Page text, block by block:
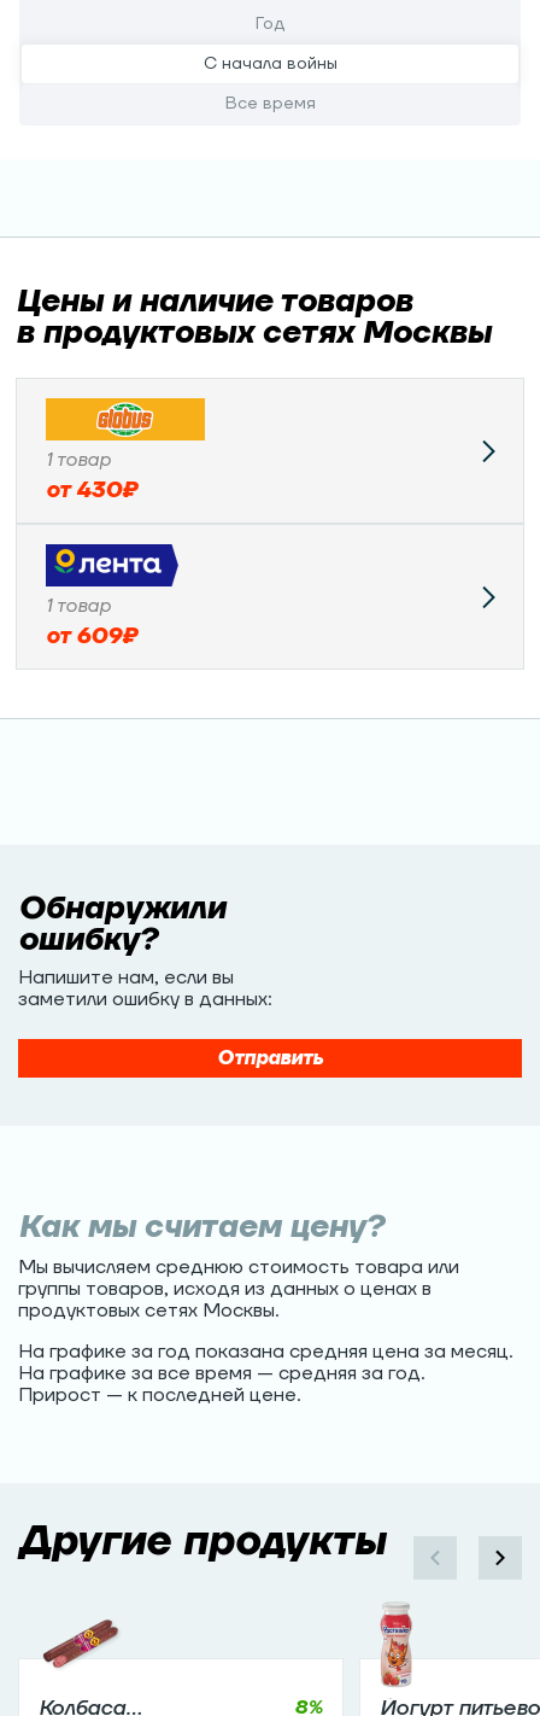
Год
С начала войны
Все время
Цены и наличие товаров
в продуктовых сетях Москвы
1 товар
от430₽
1 товар
от609₽
Обнаружили
ошибку?
Напишите нам, если вы
заметили ошибку в данных:
Отправить
Как мы считаем цену?
Мы вычисляем среднюю стоимость товара или
группы товаров, исходя из данных о ценах в
продуктовых сетях Москвы.
На графике за год показана средняя цена за месяц.
На графике за все время — средняя за год.
Прирост — к последней цене.
Другие продукты
Колбаса 8% Йогурт